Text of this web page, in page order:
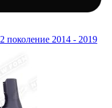
2 поколение 2014 - 2019